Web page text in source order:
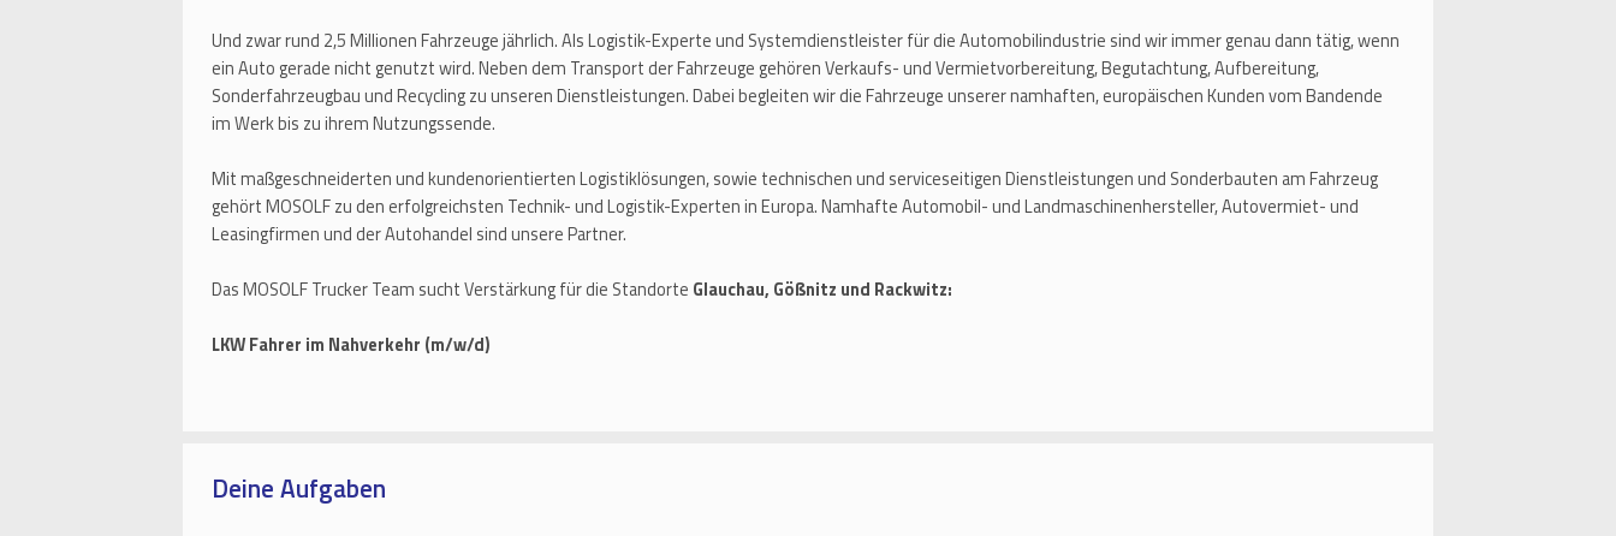
Und zwar rund 2,5 Millionen Fahrzeuge jährlich. Als Logistik-Experte und Systemdienstleister für die Automobilindustrie sind wir immer genau dann tätig, wenn
ein Auto gerade nicht genutzt wird. Neben dem Transport der Fahrzeuge gehören Verkaufs- und Vermietvorbereitung, Begutachtung, Aufbereitung,
Sonderfahrzeugbau und Recycling zu unseren Dienstleistungen. Dabei begleiten wir die Fahrzeuge unserer namhaften, europäischen Kunden vom Bandende
im Werk bis zu ihrem Nutzungssende.
Mit maßgeschneiderten und kundenorientierten Logistiklösungen, sowie technischen und serviceseitigen Dienstleistungen und Sonderbauten am Fahrzeug
gehört MOSOLF zu den erfolgreichsten Technik- und Logistik-Experten in Europa. Namhafte Automobil- und Landmaschinenhersteller, Autovermiet- und
Leasingfirmen und der Autohandel sind unsere Partner.
Das MOSOLF Trucker Team sucht Verstärkung für die Standorte Glauchau, Gößnitz und Rackwitz:
LKW Fahrer im Nahverkehr (m/w/d)
Deine Aufgaben